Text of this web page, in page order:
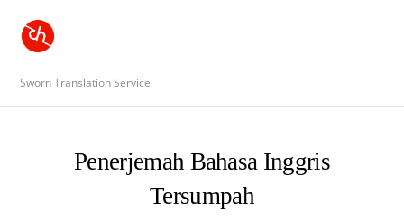
Sworn Translation Service
Penerjemah Bahasa Inggris
Tersumpah